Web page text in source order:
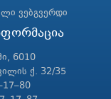
ვებგვერდი
6010
ქ. 32/35